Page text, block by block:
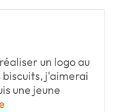
un logo au
j'aimerai
une jeune